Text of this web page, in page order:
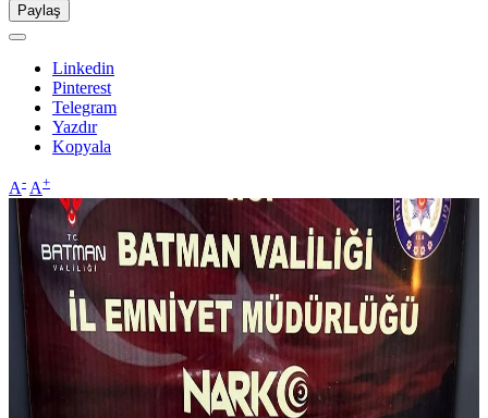
Paylaş
Linkedin
Pinterest
Telegram
Yazdır
Kopyala
A- A+